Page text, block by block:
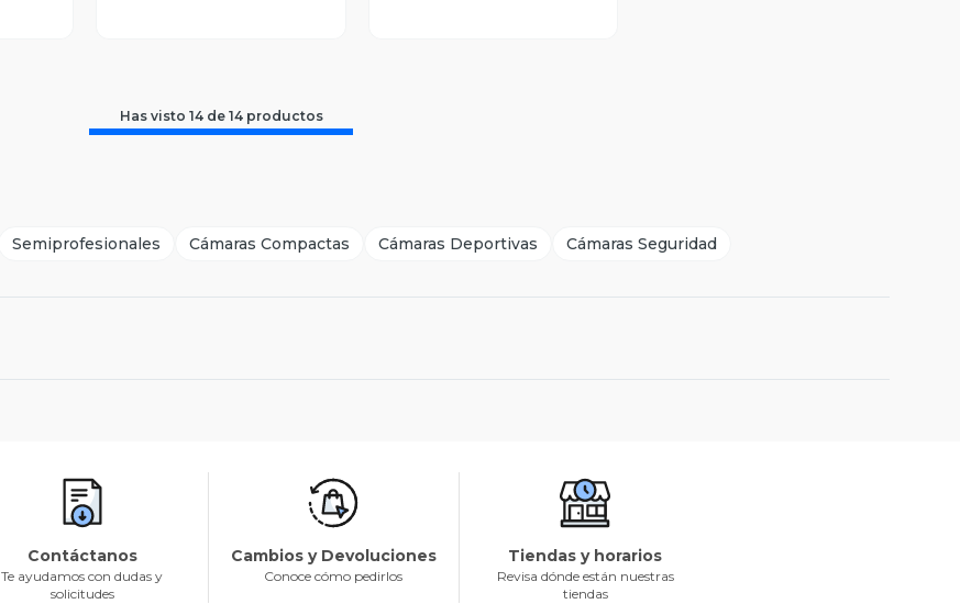
Has visto 14de 14 productos
Semiprofesionales Cámaras Compactas Cámaras Deportivas
Cámaras Seguridad
Contáctanos
Te ayudamos con dudas y
solicitudes
Cambios y Devoluciones
Conoce cómo pedirlos
Tiendas y horarios
Revisa dónde están nuestras
tiendas